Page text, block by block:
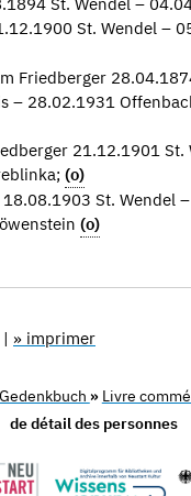
St. Wendel –
Friedberger
– 28.02.1931
21.12.1901 St.
(o)
St. Wendel
(o)
| » imprimer
» Livre
de détail des personnes